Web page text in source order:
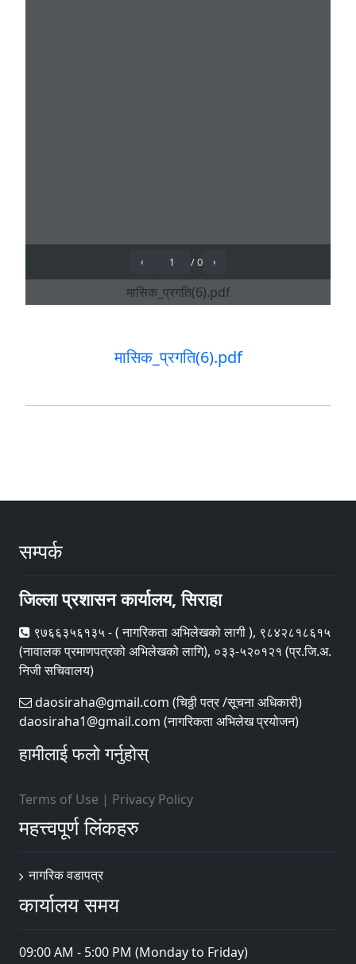
मासिक_प्रगति(6).pdf
सम्पर्क
जिल्ला प्रशासन कार्यालय, सिराहा
९७६६३५६१३५ - ( नागरिकता अभिलेखको लागी ), ९८४२८१८६१५
(नावालक प्रमाणपत्रको अभिलेखको लागि), ०३३-५२०१२१ (प्र.जि.अ.
निजी सचिवालय)
daosiraha@gmail.com (चिठ्ठी पत्र /सूचना अधिकारी)
daosiraha1@gmail.com (नागरिकता अभिलेख प्रयोजन)
हामीलाई फलो गर्नुहोस्
Terms of Use | Privacy Policy
महत्त्वपूर्ण लिंकहरु
नागरिक वडापत्र
कार्यालय समय
09:00 AM - 5:00 PM (Monday to Friday)